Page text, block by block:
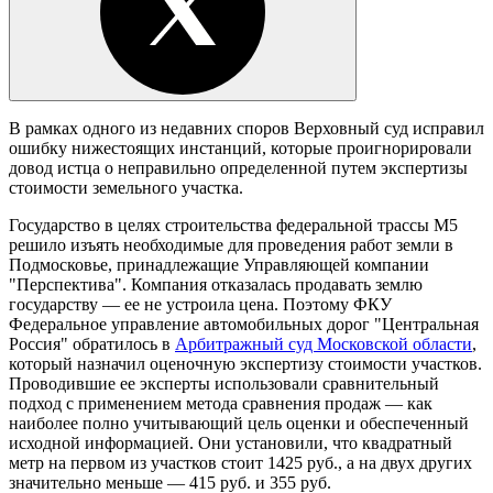
В рамках одного из недавних споров Верховный суд исправил
ошибку нижестоящих инстанций, которые проигнорировали
довод истца о неправильно определенной путем экспертизы
стоимости земельного участка.
Государство в целях строительства федеральной трассы М5
решило изъять необходимые для проведения работ земли в
Подмосковье, принадлежащие Управляющей компании
"Перспектива". Компания отказалась продавать землю
государству — ее не устроила цена. Поэтому ФКУ
Федеральное управление автомобильных дорог "Центральная
Россия" обратилось в Арбитражный суд Московской области,
который назначил оценочную экспертизу стоимости участков.
Проводившие ее эксперты использовали сравнительный
подход с применением метода сравнения продаж — как
наиболее полно учитывающий цель оценки и обеспеченный
исходной информацией. Они установили, что квадратный
метр на первом из участков стоит 1425 руб., а на двух других
значительно меньше — 415 руб. и 355 руб.